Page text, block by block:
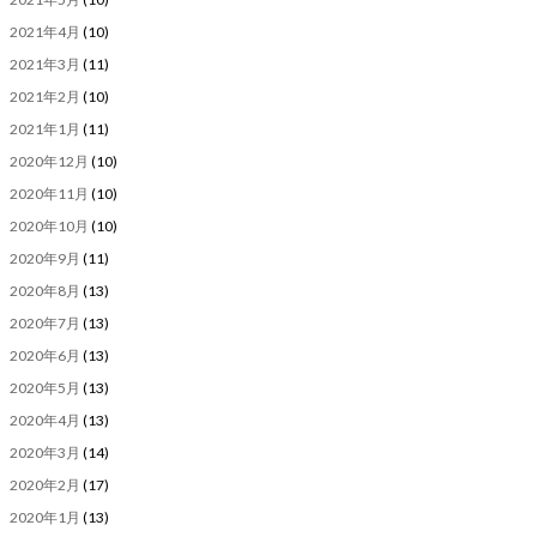
2021年4月 (10)
2021年3月 (11)
2021年2月 (10)
2021年1月 (11)
2020年12月 (10)
2020年11月 (10)
2020年10月 (10)
2020年9月 (11)
2020年8月 (13)
2020年7月 (13)
2020年6月 (13)
2020年5月 (13)
2020年4月 (13)
2020年3月 (14)
2020年2月 (17)
2020年1月 (13)